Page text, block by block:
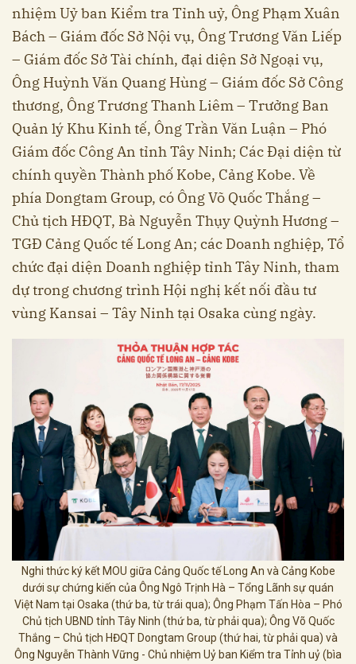
nhiệm Uỷ ban Kiểm tra Tỉnh uỷ, Ông Phạm Xuân
Bách – Giám đốc Sở Nội vụ, Ông Trương Văn Liếp
– Giám đốc Sở Tài chính, đại diện Sở Ngoại vụ,
Ông Huỳnh Văn Quang Hùng – Giám đốc Sở Công
thương, Ông Trương Thanh Liêm – Trưởng Ban
Quản lý Khu Kinh tế, Ông Trần Văn Luận – Phó
Giám đốc Công An tỉnh Tây Ninh; Các Đại diện từ
chính quyền Thành phố Kobe, Cảng Kobe. Về
phía Dongtam Group, có Ông Võ Quốc Thắng –
Chủ tịch HĐQT, Bà Nguyễn Thụy Quỳnh Hương –
TGĐ Cảng Quốc tế Long An; các Doanh nghiệp, Tổ
chức đại diện Doanh nghiệp tỉnh Tây Ninh, tham
dự trong chương trình Hội nghị kết nối đầu tư
vùng Kansai – Tây Ninh tại Osaka cùng ngày.
Nghi thức ký kết MOU giữa Cảng Quốc tế Long An và Cảng Kobe
dưới sự chứng kiến của Ông Ngô Trịnh Hà – Tổng Lãnh sự quán
Việt Nam tại Osaka (thứ ba, từ trái qua); Ông Phạm Tấn Hòa – Phó
Chủ tịch UBND tỉnh Tây Ninh (thứ ba, từ phải qua); Ông Võ Quốc
Thắng – Chủ tịch HĐQT Dongtam Group (thứ hai, từ phải qua) và
Ông Nguyễn Thành Vững - Chủ nhiệm Uỷ ban Kiểm tra Tỉnh uỷ (bìa